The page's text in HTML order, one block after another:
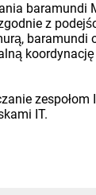
baramundi
z
baramundi
zespołom
IT.